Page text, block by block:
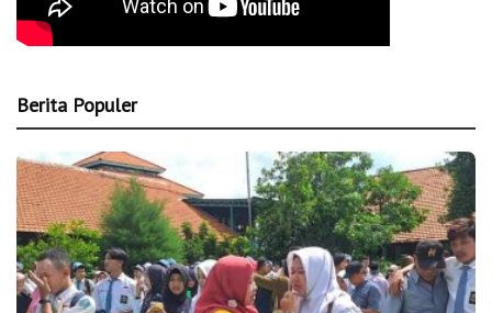
Berita Populer